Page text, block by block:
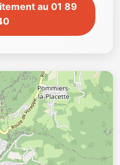
au 01 89